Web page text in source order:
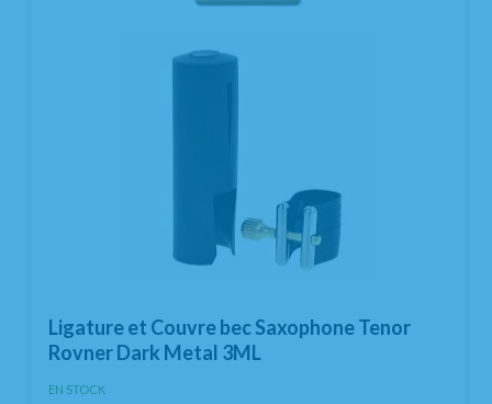
Ligature et Couvre bec Saxophone Tenor
Rovner Dark Metal 3ML
EN STOCK